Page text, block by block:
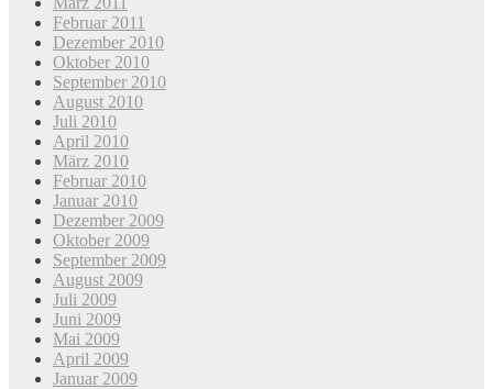
Februar 2011
Dezember 2010
Oktober 2010
September 2010
August 2010
Juli 2010
April 2010
März 2010
Februar 2010
Januar 2010
Dezember 2009
Oktober 2009
September 2009
August 2009
Juli 2009
Juni 2009
Mai 2009
April 2009
Januar 2009